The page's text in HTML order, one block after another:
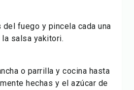
fuego y pincela cada una
salsa yakitori.
o parrilla y cocina hasta
hechas y el azúcar de